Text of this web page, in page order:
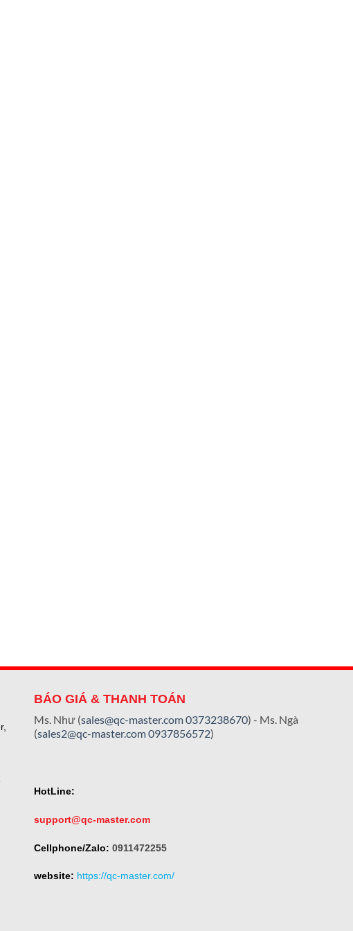
BÁO GIÁ & THANH TOÁN
Ms. Như (sales@qc-master.com0373238670) - Ms. Ngà
(sales2@qc-master.com0937856572)
HotLine:
support@qc-master.com
Cellphone/Zalo: 0911472255
website: https://qc-master.com/